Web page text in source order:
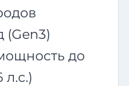
до
л.с.)